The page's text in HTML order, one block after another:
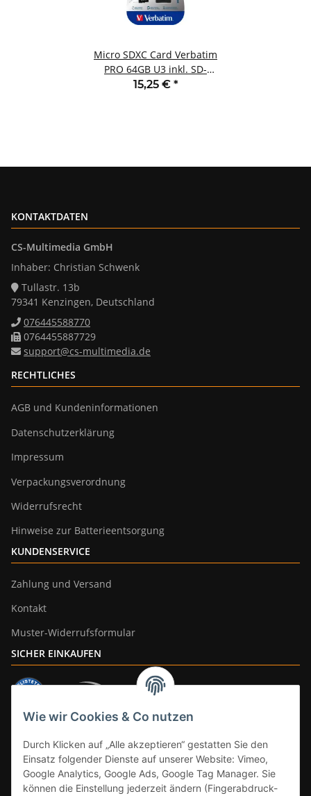
Wie wir Cookies & Co nutzen
Durch Klicken auf „Alle akzeptieren“ gestatten Sie den
Einsatz folgender Dienste auf unserer Website: Vimeo,
Google Analytics, Google Ads, Google Tag Manager. Sie
können die Einstellung jederzeit ändern (Fingerabdruck-
Micro SDXC Card Verbatim
PRO 64GB U3 inkl. SD-
Adapter
15,25 € *
KONTAKTDATEN
CS-Multimedia GmbH
Inhaber: Christian Schwenk
Tullastr. 13b
79341 Kenzingen, Deutschland
076445588770
0764455887729
support@cs-multimedia.de
RECHTLICHES
AGB und Kundeninformationen
Datenschutzerklärung
Impressum
Verpackungsverordnung
Widerrufsrecht
Hinweise zur Batterieentsorgung
KUNDENSERVICE
Zahlung und Versand
Kontakt
Muster-Widerrufsformular
SICHER EINKAUFEN